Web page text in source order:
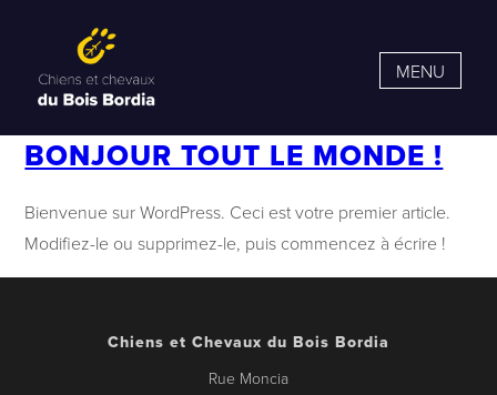
MENU
BONJOUR TOUT LE MONDE !
Bienvenue sur WordPress. Ceci est votre premier article.
Modifiez-le ou supprimez-le, puis commencez à écrire !
Chiens et Chevaux du Bois Bordia
Rue Moncia